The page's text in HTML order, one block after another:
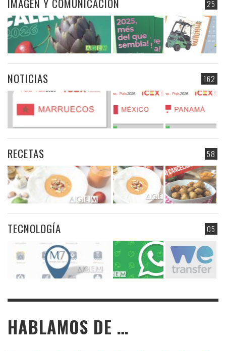
25
162
NOTICIAS
58
RECETAS
05
TECNOLOGÍA
HABLAMOS DE …